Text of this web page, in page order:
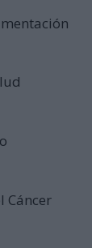
Cáncer